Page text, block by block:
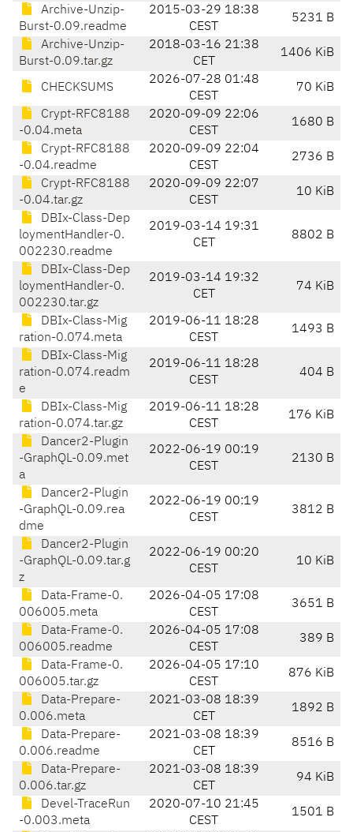
Archive-Unzip-
Burst-0.09.readme
2015-03-29 18:38
CEST
5231 B
Archive-Unzip-
Burst-0.09.tar.gz
2018-03-16 21:38
CET
1406 KiB
CHECKSUMS
2026-07-28 01:48
CEST
70 KiB
Crypt-RFC8188
-0.04.meta
2020-09-09 22:06
CEST
1680 B
Crypt-RFC8188
-0.04.readme
2020-09-09 22:04
CEST
2736 B
Crypt-RFC8188
-0.04.tar.gz
2020-09-09 22:07
CEST
10 KiB
DBIx-Class-Dep
loymentHandler-0.
002230.readme
2019-03-14 19:31
CET
8802 B
DBIx-Class-Dep
loymentHandler-0.
002230.tar.gz
2019-03-14 19:32
CET
74 KiB
DBIx-Class-Mig
ration-0.074.meta
2019-06-11 18:28
CEST
1493 B
DBIx-Class-Mig
ration-0.074.readm
e
2019-06-11 18:28
CEST
404 B
DBIx-Class-Mig
ration-0.074.tar.gz
2019-06-11 18:28
CEST
176 KiB
Dancer2-Plugin
-GraphQL-0.09.met
a
2022-06-19 00:19
CEST
2130 B
Dancer2-Plugin
-GraphQL-0.09.rea
dme
2022-06-19 00:19
CEST
3812 B
Dancer2-Plugin
-GraphQL-0.09.tar.g
z
2022-06-19 00:20
CEST
10 KiB
Data-Frame-0.
006005.meta
2026-04-05 17:08
CEST
3651 B
Data-Frame-0.
006005.readme
2026-04-05 17:08
CEST
389 B
Data-Frame-0.
006005.tar.gz
2026-04-05 17:10
CEST
876 KiB
Data-Prepare-
0.006.meta
2021-03-08 18:39
CET
1892 B
Data-Prepare-
0.006.readme
2021-03-08 18:39
CET
8516 B
Data-Prepare-
0.006.tar.gz
2021-03-08 18:39
CET
94 KiB
Devel-TraceRun
-0.003.meta
2020-07-10 21:45
CEST
1501 B